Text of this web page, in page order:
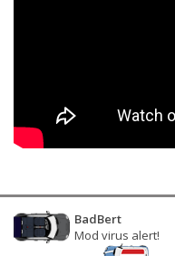
BadBert
Mod virus alert!